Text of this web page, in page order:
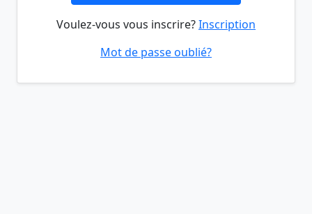
Voulez-vous vous inscrire?Inscription
Mot de passe oublié?